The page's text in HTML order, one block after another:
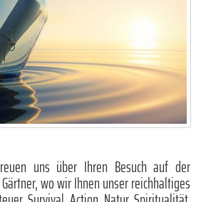
uns über Ihren Besuch auf der
wo wir Ihnen unser reichhaltiges